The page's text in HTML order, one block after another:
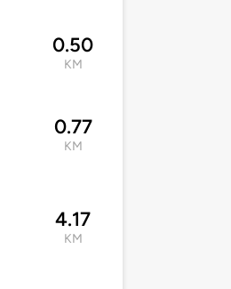
0.50
KM
0.77
KM
4.17
KM